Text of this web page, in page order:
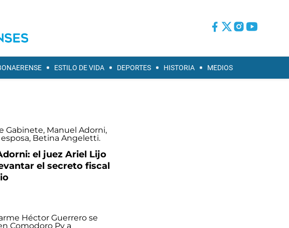
ESTILO DE VIDA DEPORTES HISTORIA MEDIOS
el juez Ariel Lijo
el secreto fiscal